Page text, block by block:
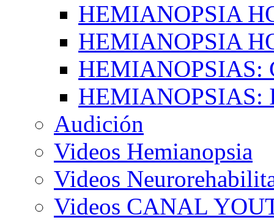
HEMIANOPSIA
HEMIANOPSIA
HEMIANOPSIAS:
HEMIANOPSIAS:
Audición
Videos Hemianopsia
Videos
Videos CANAL